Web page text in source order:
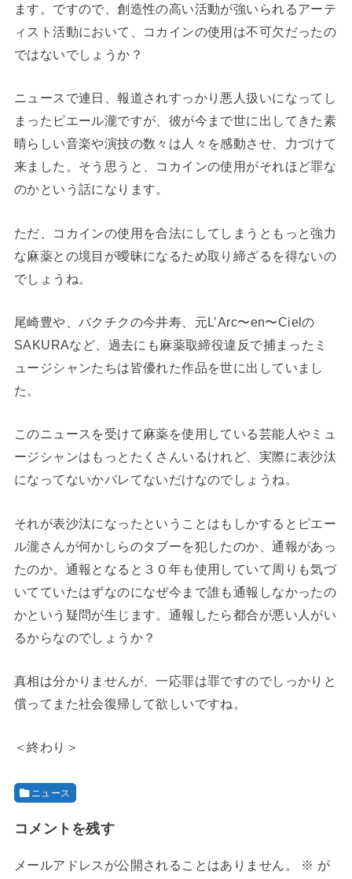
ます。ですので、創造性の高い活動が強いられるアーテ
ィスト活動において、コカインの使用は不可欠だったの
ではないでしょうか？
ニュースで連日、報道されすっかり悪人扱いになってし
まったピエール瀧ですが、彼が今まで世に出してきた素
晴らしい音楽や演技の数々は人々を感動させ、力づけて
来ました。そう思うと、コカインの使用がそれほど罪な
のかという話になります。
ただ、コカインの使用を合法にしてしまうともっと強力
な麻薬との境目が曖昧になるため取り締ざるを得ないの
でしょうね。
尾崎豊や、バクチクの今井寿、元L’Arc〜en〜Cielの
SAKURAなど、過去にも麻薬取締役違反で捕まったミ
ュージシャンたちは皆優れた作品を世に出していまし
た。
このニュースを受けて麻薬を使用している芸能人やミュ
ージシャンはもっとたくさんいるけれど、実際に表沙汰
になってないかバレてないだけなのでしょうね。
それが表沙汰になったということはもしかするとピエー
ル瀧さんが何かしらのタブーを犯したのか、通報があっ
たのか。通報となると３０年も使用していて周りも気づ
いてていたはずなのになぜ今まで誰も通報しなかったの
かという疑問が生じます。通報したら都合が悪い人がい
るからなのでしょうか？
真相は分かりませんが、一応罪は罪ですのでしっかりと
償ってまた社会復帰して欲しいですね。
＜終わり＞
ニュース
コメントを残す
メールアドレスが公開されることはありません。 ※ が